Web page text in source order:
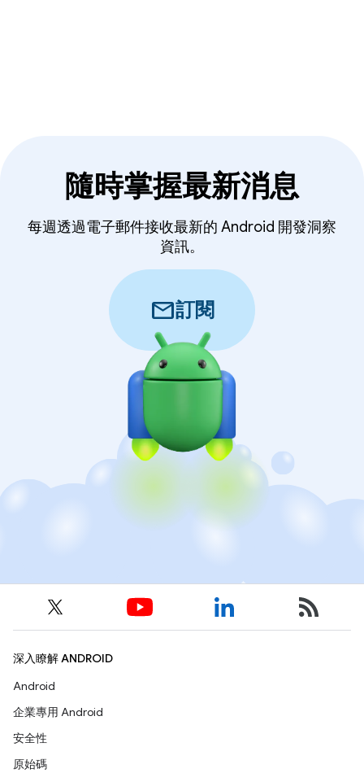
隨時掌握最新消息
每週透過電子郵件接收最新的 Android 開發洞察
資訊。
mail訂閱
深入瞭解 ANDROID
Android
企業專用 Android
安全性
原始碼